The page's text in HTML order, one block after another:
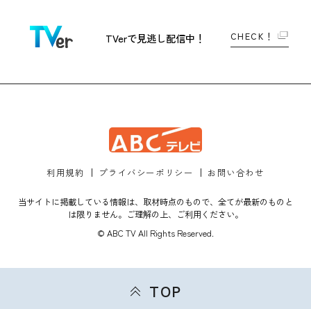
TVerで見逃し配信中！ CHECK！
利用規約 プライバシーポリシー お問い合わせ
当サイトに掲載している情報は、取材時点のもので、全てが最新のものと
は限りません。ご理解の上、ご利用ください。
© ABC TV All Rights Reserved.
TOP